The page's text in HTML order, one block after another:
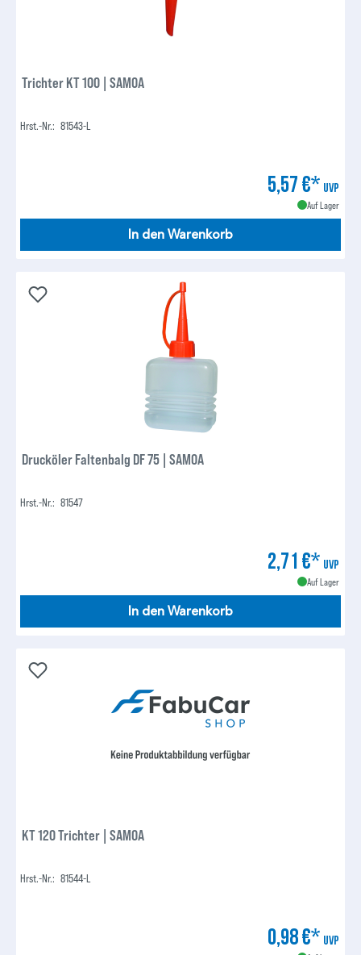
Trichter KT 100 | SAMOA
Hrst.-Nr.: 81543-L
5,57 €* UVP
Auf Lager
In den Warenkorb
Drucköler Faltenbalg DF 75 | SAMOA
Hrst.-Nr.: 81547
2,71 €* UVP
Auf Lager
In den Warenkorb
KT 120 Trichter | SAMOA
Hrst.-Nr.: 81544-L
0,98 €* UVP